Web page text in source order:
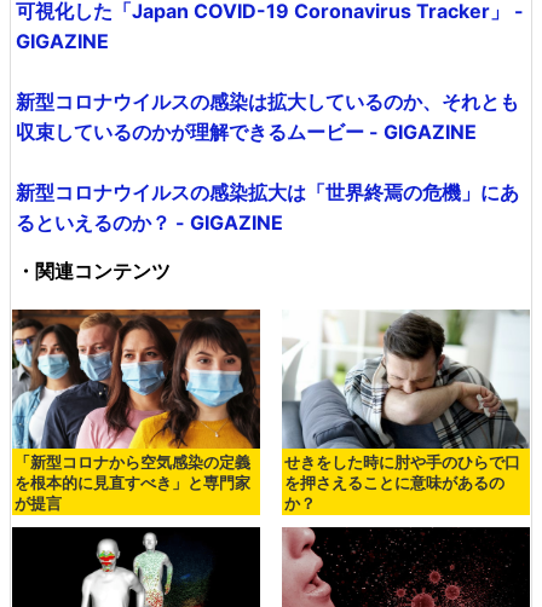
可視化した「Japan COVID-19 Coronavirus Tracker」 -
GIGAZINE
新型コロナウイルスの感染は拡大しているのか、それとも
収束しているのかが理解できるムービー - GIGAZINE
新型コロナウイルスの感染拡大は「世界終焉の危機」にあ
るといえるのか？ - GIGAZINE
・関連コンテンツ
「新型コロナから空気感染の定義
を根本的に見直すべき」と専門家
が提言
せきをした時に肘や手のひらで口
を押さえることに意味があるの
か？